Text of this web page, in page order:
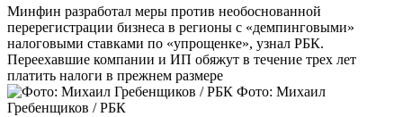
Минфин разработал меры против необоснованной
перерегистрации бизнеса в регионы с «демпинговыми»
налоговыми ставками по «упрощенке», узнал РБК.
Переехавшие компании и ИП обяжут в течение трех лет
платить налоги в прежнем размере
Фото: Михаил
Гребенщиков / РБК